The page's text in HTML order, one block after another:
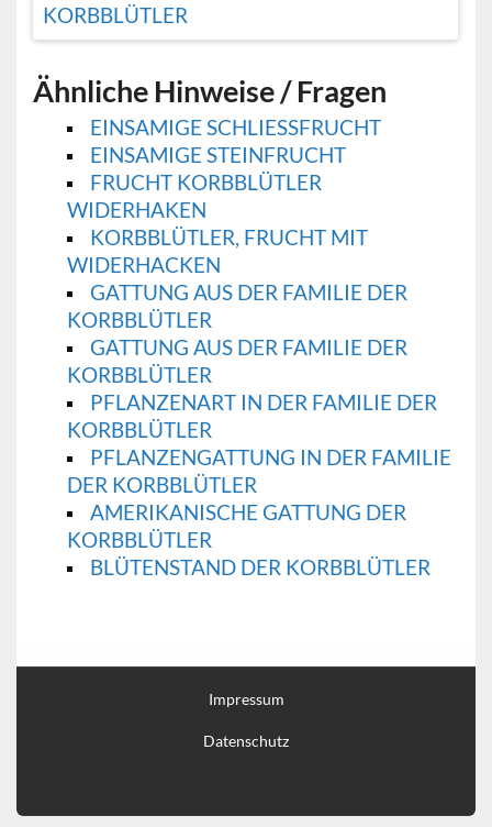
KORBBLÜTLER
Ähnliche Hinweise / Fragen
EINSAMIGE SCHLIESSFRUCHT
EINSAMIGE STEINFRUCHT
FRUCHT KORBBLÜTLER
WIDERHAKEN
KORBBLÜTLER, FRUCHT MIT
WIDERHACKEN
GATTUNG AUS DER FAMILIE DER
KORBBLÜTLER
GATTUNG AUS DER FAMILIE DER
KORBBLÜTLER
PFLANZENART IN DER FAMILIE DER
KORBBLÜTLER
PFLANZENGATTUNG IN DER FAMILIE
DER KORBBLÜTLER
AMERIKANISCHE GATTUNG DER
KORBBLÜTLER
BLÜTENSTAND DER KORBBLÜTLER
Impressum
Datenschutz